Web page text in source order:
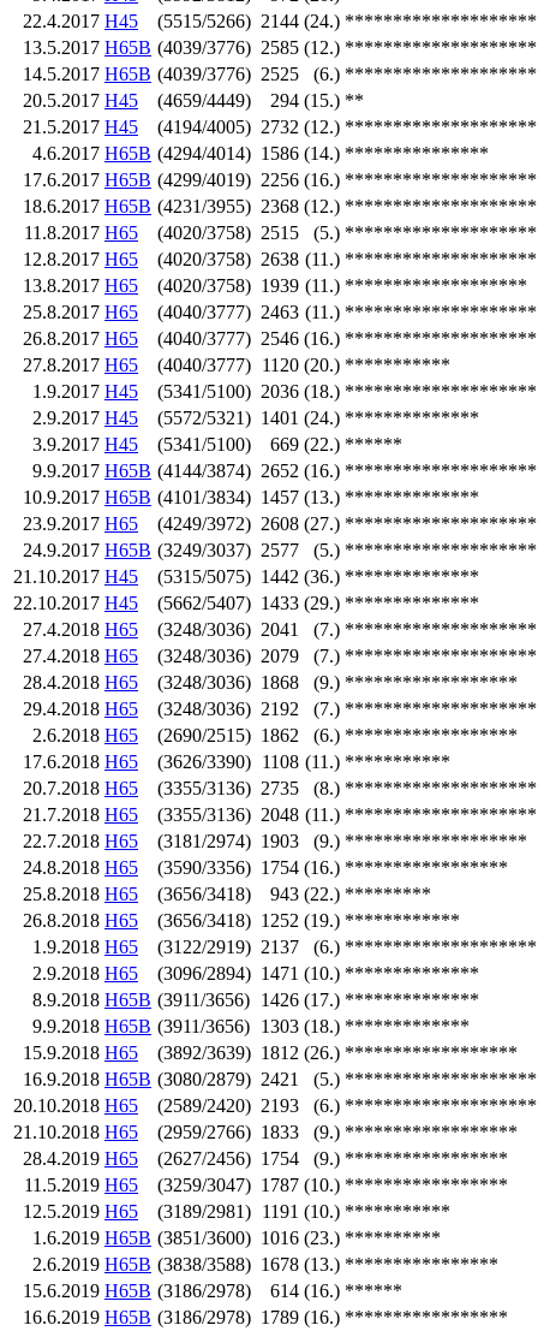
22.4.2017 H45 (5515/5266) 2144 (24.)
13.5.2017 H65B (4039/3776) 2585 (12.)
14.5.2017 H65B (4039/3776) 2525 (6.)
20.5.2017 H45 (4659/4449) 294 (15.) **
21.5.2017 H45 (4194/4005) 2732 (12.)
4.6.2017 H65B (4294/4014) 1586 (14.) ***************
17.6.2017 H65B (4299/4019) 2256 (16.)
18.6.2017 H65B (4231/3955) 2368 (12.)
11.8.2017 H65 (4020/3758) 2515 (5.)
12.8.2017 H65 (4020/3758) 2638 (11.)
13.8.2017 H65 (4020/3758) 1939 (11.) *******************
25.8.2017 H65 (4040/3777) 2463 (11.)
26.8.2017 H65 (4040/3777) 2546 (16.)
27.8.2017 H65 (4040/3777) 1120 (20.) ***********
1.9.2017 H45 (5341/5100) 2036 (18.) ********************
2.9.2017 H45 (5572/5321) 1401 (24.) **************
3.9.2017 H45 (5341/5100) 669 (22.) ******
9.9.2017 H65B (4144/3874) 2652 (16.)
10.9.2017 H65B (4101/3834) 1457 (13.) **************
23.9.2017 H65 (4249/3972) 2608 (27.)
24.9.2017 H65B (3249/3037) 2577 (5.)
21.10.2017 H45 (5315/5075) 1442 (36.) **************
22.10.2017 H45 (5662/5407) 1433 (29.) **************
27.4.2018 H65 (3248/3036) 2041 (7.) ********************
27.4.2018 H65 (3248/3036) 2079 (7.) ********************
28.4.2018 H65 (3248/3036) 1868 (9.) ******************
29.4.2018 H65 (3248/3036) 2192 (7.)
2.6.2018 H65 (2690/2515) 1862 (6.) ******************
17.6.2018 H65 (3626/3390) 1108 (11.) ***********
20.7.2018 H65 (3355/3136) 2735 (8.)
21.7.2018 H65 (3355/3136) 2048 (11.) ********************
22.7.2018 H65 (3181/2974) 1903 (9.) *******************
24.8.2018 H65 (3590/3356) 1754 (16.) *****************
25.8.2018 H65 (3656/3418) 943 (22.) *********
26.8.2018 H65 (3656/3418) 1252 (19.) ************
1.9.2018 H65 (3122/2919) 2137 (6.)
2.9.2018 H65 (3096/2894) 1471 (10.) **************
8.9.2018 H65B (3911/3656) 1426 (17.) **************
9.9.2018 H65B (3911/3656) 1303 (18.) *************
15.9.2018 H65 (3892/3639) 1812 (26.) ******************
16.9.2018 H65B (3080/2879) 2421 (5.)
20.10.2018 H65 (2589/2420) 2193 (6.)
21.10.2018 H65 (2959/2766) 1833 (9.) ******************
28.4.2019 H65 (2627/2456) 1754 (9.) *****************
11.5.2019 H65 (3259/3047) 1787 (10.) *****************
12.5.2019 H65 (3189/2981) 1191 (10.) ***********
1.6.2019 H65B (3851/3600) 1016 (23.) **********
2.6.2019 H65B (3838/3588) 1678 (13.) ****************
15.6.2019 H65B (3186/2978) 614 (16.) ******
16.6.2019 H65B (3186/2978) 1789 (16.) *****************